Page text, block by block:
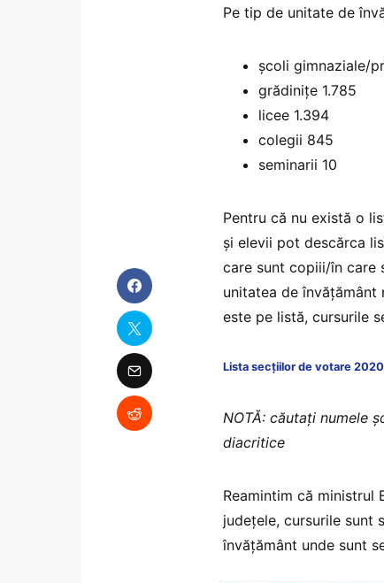
Pe tip de unitate de
școli gimnaziale/
grădinițe 1.785
licee 1.394
colegii 845
seminarii 10
Pentru că nu există o
și elevii pot descărca
care sunt copiii/în care
unitatea de învățământ
este pe listă, cursurile
Lista secțiilor de votare
NOTĂ: căutați numele
diacritice
Reamintim că ministrul
județele, cursurile sunt
învățământ unde sunt